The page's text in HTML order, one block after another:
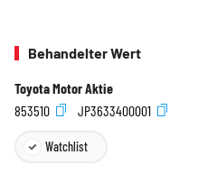
Behandelter Wert
Toyota Motor Aktie
853510
JP3633400001
Watchlist